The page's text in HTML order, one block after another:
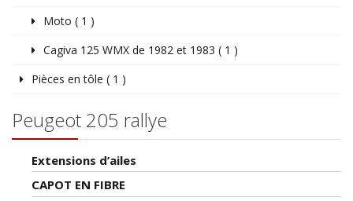
Moto ( 1 )
Cagiva 125 WMX de 1982 et 1983 ( 1 )
Pièces en tôle ( 1 )
Peugeot 205 rallye
Extensions d’ailes
CAPOT EN FIBRE